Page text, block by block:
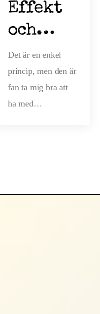
Effekt
och
verkan
Det är en enkel
princip, men den är
fan ta mig bra att
ha med…